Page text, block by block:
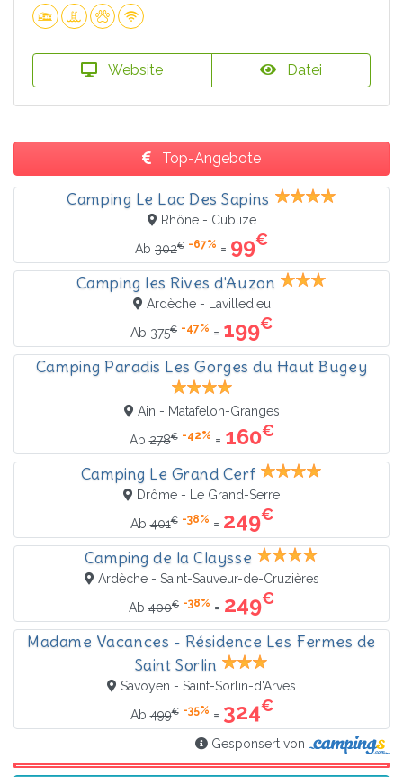
Website Datei
Top-Angebote
Camping Le Lac Des Sapins
Rhône - Cublize
Ab 302€ -67% = 99€
Camping les Rives d'Auzon
Ardèche - Lavilledieu
Ab 375€ -47% = 199€
Camping Paradis Les Gorges du Haut Bugey
Ain - Matafelon-Granges
Ab278€ -42% = 160€
Camping Le Grand Cerf
Drôme - Le Grand-Serre
Ab401€ -38% = 249€
Camping de la Claysse
Ardèche - Saint-Sauveur-de-Cruzières
Ab 400€ -38% = 249€
Madame Vacances - Résidence Les Fermes de
Saint Sorlin
Savoyen - Saint-Sorlin-d'Arves
Ab499€ -35% = 324€
Gesponsert von